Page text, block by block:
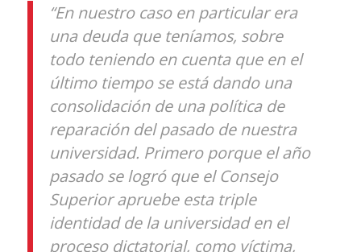
“En nuestro caso en particular era
una deuda que teníamos, sobre
todo teniendo en cuenta que en el
último tiempo se está dando una
consolidación de una política de
reparación del pasado de nuestra
universidad. Primero porque el año
pasado se logró que el Consejo
Superior apruebe esta triple
identidad de la universidad en el
proceso dictatorial, como víctima,